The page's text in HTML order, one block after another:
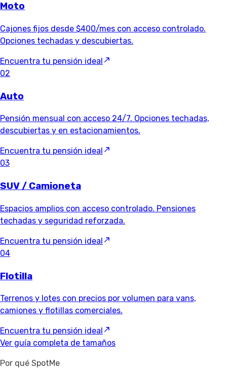
Moto
Cajones fijos desde $400/mes con acceso controlado.
Opciones techadas y descubiertas.
Encuentra tu pensión ideal
02
Auto
Pensión mensual con acceso 24/7. Opciones techadas,
descubiertas y en estacionamientos.
Encuentra tu pensión ideal
03
SUV / Camioneta
Espacios amplios con acceso controlado. Pensiones
techadas y seguridad reforzada.
Encuentra tu pensión ideal
04
Flotilla
Terrenos y lotes con precios por volumen para vans,
camiones y flotillas comerciales.
Encuentra tu pensión ideal
Ver guía completa de tamaños
Por qué SpotMe